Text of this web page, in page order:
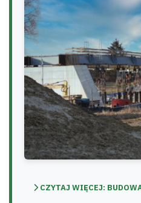
CZYTAJ WIĘCEJ: